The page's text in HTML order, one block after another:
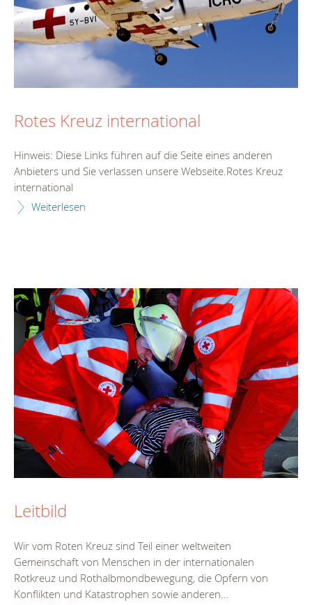
Rotes Kreuz international
Hinweis: Diese Links führen auf die Seite eines anderen
Anbieters und Sie verlassen unsere Webseite.Rotes Kreuz
international
Weiterlesen
Leitbild
Wir vom Roten Kreuz sind Teil einer weltweiten
Gemeinschaft von Menschen in der internationalen
Rotkreuz und Rothalbmondbewegung, die Opfern von
Konflikten und Katastrophen sowie anderen...